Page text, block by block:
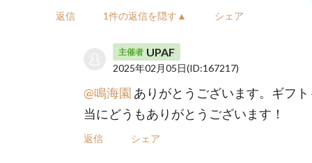
返信 1件の返信を隠す▲ シェア
主催者 UPAF
2025年02月05日(ID:167217)
@鳴海園 ありがとうございます。ギフ
当にどうもありがとうございます！
返信 シェア